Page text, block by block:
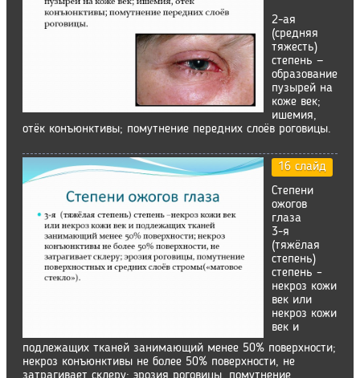
2-ая
(средняя
тяжесть)
степень —
образование
пузырей на
коже век;
ишемия,
отёк конъюнктивы; помутнение передних слоёв роговицы.
16 слайд
Степени
ожогов
глаза
3-я
(тяжёлая
степень)
степень –
некроз кожи
век или
некроз кожи
век и
подлежащих тканей занимающий менее 50% поверхности;
некроз конъюнктивы не более 50% поверхности, не